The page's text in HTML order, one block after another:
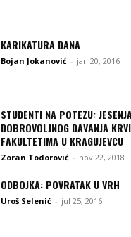
KARIKATURA DANA
Bojan Jokanović - jan 20, 2016
STUDENTI NA POTEZU:
DOBROVOLJNOG DAVANJA
FAKULTETIMA U KRAGUJEVCU
Zoran Todorović - nov 22, 2018
ODBOJKA: POVRATAK U VRH
Uroš Selenić - jul 25, 2016